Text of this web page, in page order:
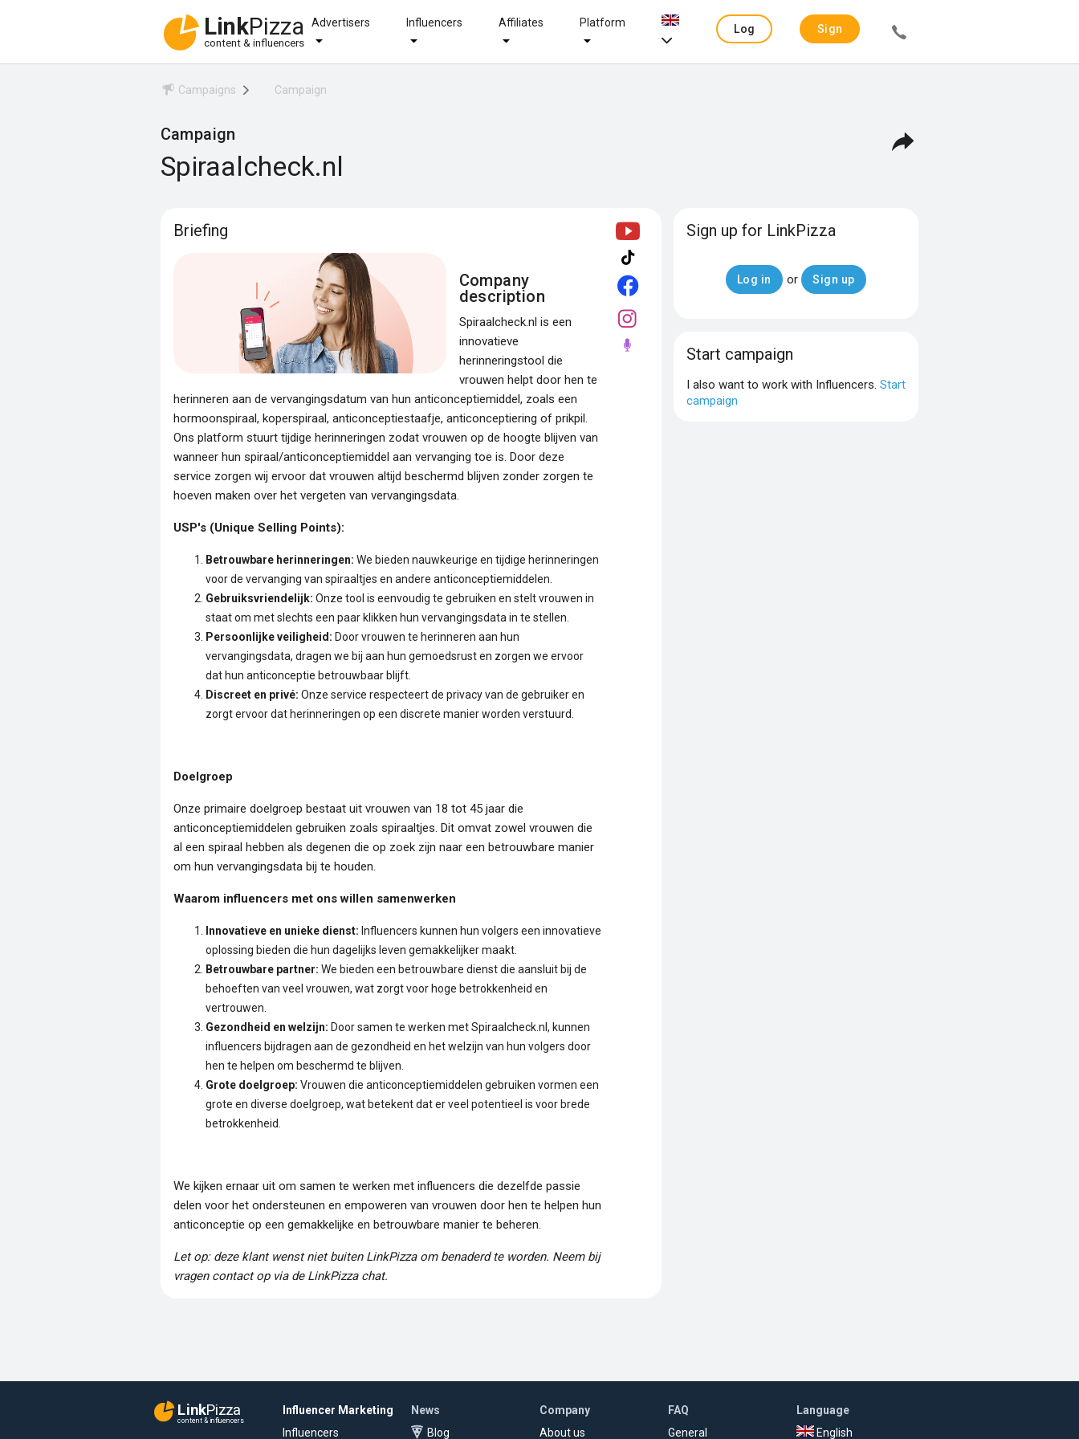
LinkPizza
content & influencers
Advertisers Influencers Affiliates Platform
Log
Sign
Campaigns Campaign
Campaign
Spiraalcheck.nl
Briefing
Company
description
Spiraalcheck.nl is een
innovatieve
herinneringstool die
vrouwen helpt door hen te
herinneren aan de vervangingsdatum van hun anticonceptiemiddel, zoals een
hormoonspiraal, koperspiraal, anticonceptiestaafje, anticonceptiering of prikpil.
Ons platform stuurt tijdige herinneringen zodat vrouwen op de hoogte blijven van
wanneer hun spiraal/anticonceptiemiddel aan vervanging toe is. Door deze
service zorgen wij ervoor dat vrouwen altijd beschermd blijven zonder zorgen te
hoeven maken over het vergeten van vervangingsdata.
USP's (Unique Selling Points):
Betrouwbare herinneringen: We bieden nauwkeurige en tijdige herinneringen
voor de vervanging van spiraaltjes en andere anticonceptiemiddelen.
Gebruiksvriendelijk: Onze tool is eenvoudig te gebruiken en stelt vrouwen in
staat om met slechts een paar klikken hun vervangingsdata in te stellen.
Persoonlijke veiligheid: Door vrouwen te herinneren aan hun
vervangingsdata, dragen we bij aan hun gemoedsrust en zorgen we ervoor
dat hun anticonceptie betrouwbaar blijft.
Discreet en privé: Onze service respecteert de privacy van de gebruiker en
zorgt ervoor dat herinneringen op een discrete manier worden verstuurd.
Doelgroep
Onze primaire doelgroep bestaat uit vrouwen van 18 tot 45 jaar die
anticonceptiemiddelen gebruiken zoals spiraaltjes. Dit omvat zowel vrouwen die
al een spiraal hebben als degenen die op zoek zijn naar een betrouwbare manier
om hun vervangingsdata bij te houden.
Waarom influencers met ons willen samenwerken
Innovatieve en unieke dienst: Influencers kunnen hun volgers een innovatieve
oplossing bieden die hun dagelijks leven gemakkelijker maakt.
Betrouwbare partner: We bieden een betrouwbare dienst die aansluit bij de
behoeften van veel vrouwen, wat zorgt voor hoge betrokkenheid en
vertrouwen.
Gezondheid en welzijn: Door samen te werken met Spiraalcheck.nl, kunnen
influencers bijdragen aan de gezondheid en het welzijn van hun volgers door
hen te helpen om beschermd te blijven.
Grote doelgroep: Vrouwen die anticonceptiemiddelen gebruiken vormen een
grote en diverse doelgroep, wat betekent dat er veel potentieel is voor brede
betrokkenheid.
We kijken ernaar uit om samen te werken met influencers die dezelfde passie
delen voor het ondersteunen en empoweren van vrouwen door hen te helpen hun
anticonceptie op een gemakkelijke en betrouwbare manier te beheren.
Let op: deze klant wenst niet buiten LinkPizza om benaderd te worden. Neem bij
vragen contact op via de LinkPizza chat.
Sign up for LinkPizza
Log in or Sign up
Start campaign
I also want to work with Influencers.Start
campaign
LinkPizza
content & influencers
Influencer Marketing
Influencers
News
Blog
Company
About us
FAQ
General
Language
English